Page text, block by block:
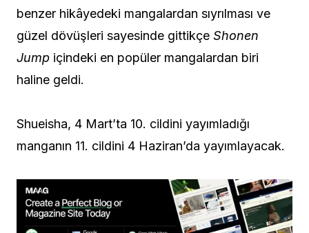
benzer hikâyedeki mangalardan sıyrılması ve
güzel dövüşleri sayesinde gittikçe Shonen
Jump içindeki en popüler mangalardan biri
haline geldi.
Shueisha, 4 Mart’ta 10. cildini yayımladığı
manganın 11. cildini 4 Haziran’da yayımlayacak.